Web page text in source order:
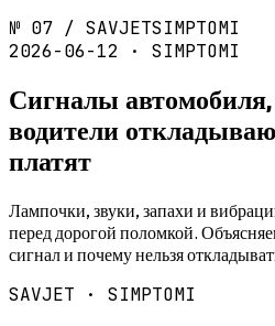
№ 07 / SAVJETSIMPTOMI
2026-06-12 · SIMPTOMI
Сигналы
водители
платят
Лампочки, звуки, запахи и
перед дорогой поломкой.
сигнал и почему нельзя
SAVJET · SIMPTOMI